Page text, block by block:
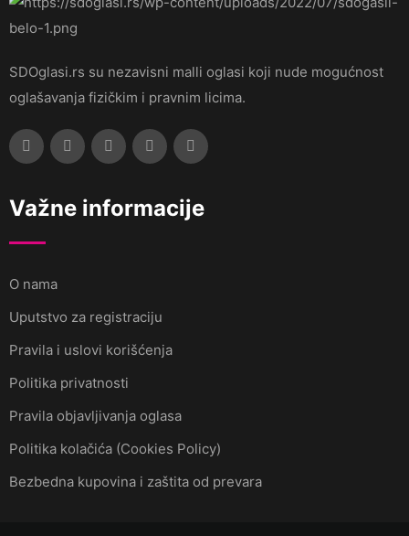
SDOglasi.rs su nezavisni malli oglasi koji nude mogućnost
oglašavanja fizičkim i pravnim licima.
Važne informacije
O nama
Uputstvo za registraciju
Pravila i uslovi korišćenja
Politika privatnosti
Pravila objavljivanja oglasa
Politika kolačića (Cookies Policy)
Bezbedna kupovina i zaštita od prevara